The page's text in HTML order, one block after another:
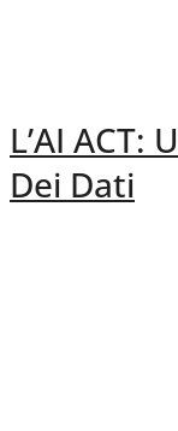
L’AI ACT:
Dei Dati